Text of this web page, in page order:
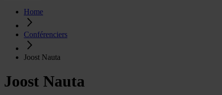
Home
Conférenciers
Joost Nauta
Joost Nauta